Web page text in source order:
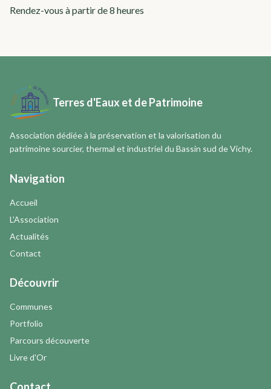
Rendez-vous à partir de 8 heures
Terres d'Eaux et de Patrimoine
Association dédiée à la préservation et la valorisation du
patrimoine sourcier, thermal et industriel du Bassin sud de Vichy.
Navigation
Accueil
L'Association
Actualités
Contact
Découvrir
Communes
Portfolio
Parcours découverte
Livre d'Or